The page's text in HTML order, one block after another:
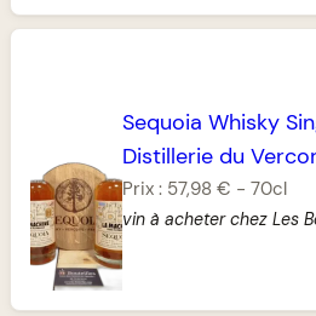
Sequoia Whisky
Distillerie du
Prix : 57,98 € -70cl
vin à acheter chez Les